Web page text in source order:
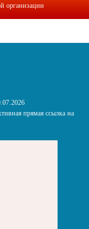
организации
прямая ссылка на